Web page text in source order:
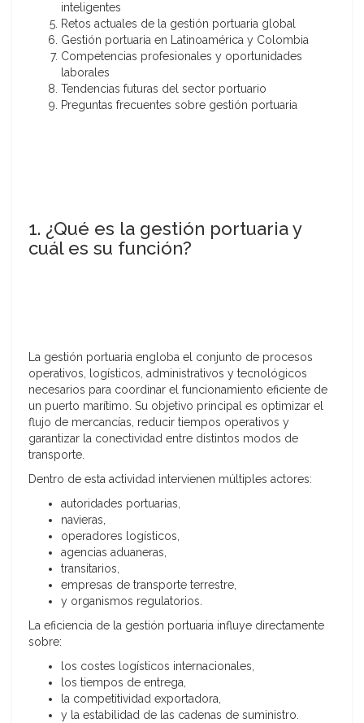
inteligentes
Retos actuales de la gestión portuaria global
Gestión portuaria en Latinoamérica y Colombia
Competencias profesionales y oportunidades
laborales
Tendencias futuras del sector portuario
Preguntas frecuentes sobre gestión portuaria
1. ¿Qué es la gestión portuaria y
cuál es su función?
La gestión portuaria engloba el conjunto de procesos
operativos, logísticos, administrativos y tecnológicos
necesarios para coordinar el funcionamiento eficiente de
un puerto marítimo. Su objetivo principal es optimizar el
flujo de mercancías, reducir tiempos operativos y
garantizar la conectividad entre distintos modos de
transporte.
Dentro de esta actividad intervienen múltiples actores:
autoridades portuarias,
navieras,
operadores logísticos,
agencias aduaneras,
transitarios,
empresas de transporte terrestre,
y organismos regulatorios.
La eficiencia de la gestión portuaria influye directamente
sobre:
los costes logísticos internacionales,
los tiempos de entrega,
la competitividad exportadora,
y la estabilidad de las cadenas de suministro.